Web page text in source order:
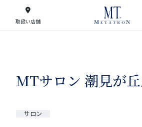
取扱い店舗
MTサロン 潮見が
サロン